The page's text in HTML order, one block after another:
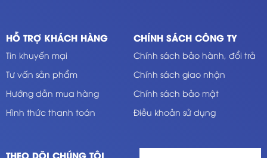
HỖ TRỢ KHÁCH HÀNG
Tin khuyến mại
Tư vấn sản phẩm
Hướng dẫn mua hàng
Hình thức thanh toán
CHÍNH SÁCH CÔNG TY
Chính sách bảo hành, đổi trả
Chính sách giao nhận
Chính sách bảo mật
Điều khoản sử dụng
THEO DÕI CHÚNG TÔI